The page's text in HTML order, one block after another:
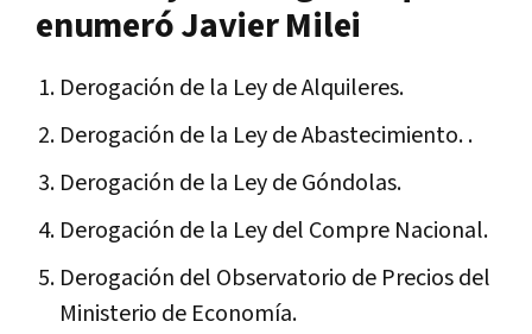
enumeró Javier Milei
Derogación de la Ley de Alquileres.
Derogación de la Ley de Abastecimiento. .
Derogación de la Ley de Góndolas.
Derogación de la Ley del Compre Nacional.
Derogación del Observatorio de Precios del
Ministerio de Economía.